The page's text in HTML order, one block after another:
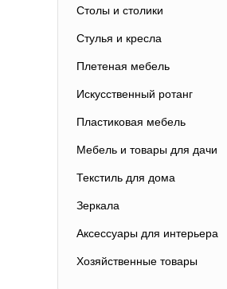
Столы и столики
Стулья и кресла
Плетеная мебель
Искусственный ротанг
Пластиковая мебель
Мебель и товары для дачи
Текстиль для дома
Зеркала
Аксессуары для интерьера
Хозяйственные товары